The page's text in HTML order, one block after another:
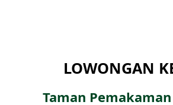
LOWONGAN
Taman